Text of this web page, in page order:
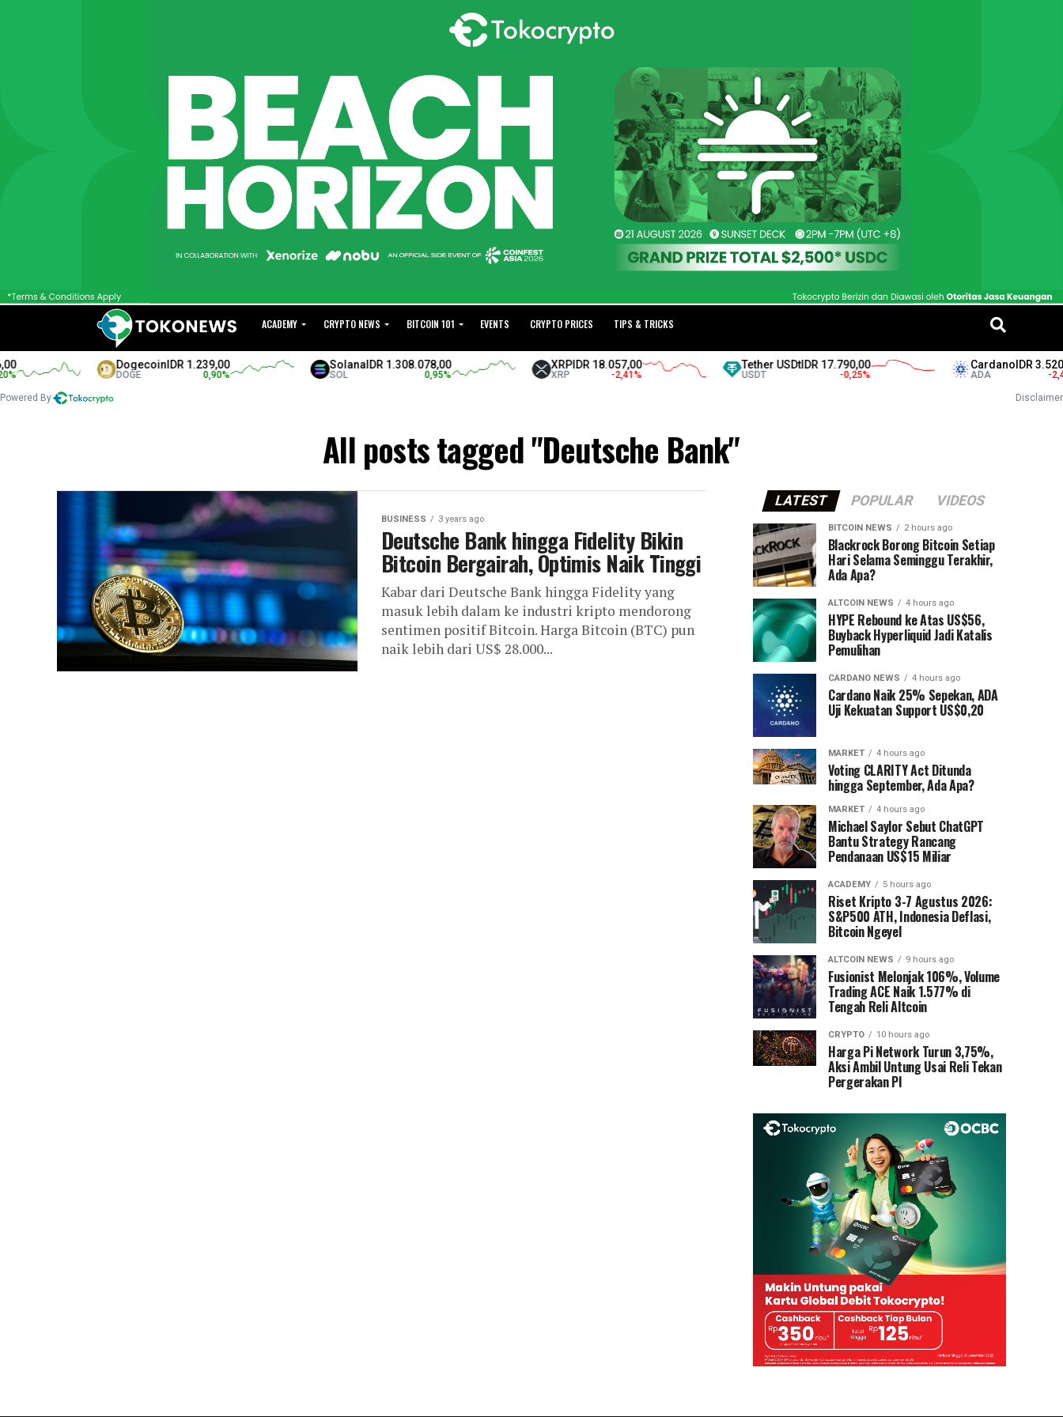
ACADEMY CRYPTO NEWS BITCOIN 101 EVENTS CRYPTO PRICES TIPS & TRICKS
DogecoinIDR 1.239,00
DOGE 0,90%
SolanaIDR 1.308.078,00
SOL 0,95%
XRPIDR 18.057,00
XRP -2,41%
Tether USDtIDR 17.790,00
USDT -0,25%
CardanoIDR 3.520,00
ADA -2,44%
Powered By Disclaimer
All posts tagged "Deutsche Bank"
BUSINESS 3 years ago
Deutsche Bank hingga Fidelity Bikin
Bitcoin Bergairah, Optimis Naik Tinggi
Kabar dari Deutsche Bank hingga Fidelity yang
masuk lebih dalam ke industri kripto mendorong
sentimen positif Bitcoin. Harga Bitcoin (BTC) pun
naik lebih dari US$ 28.000...
LATEST POPULAR VIDEOS
BITCOIN NEWS 2 hours ago
⁠Blackrock Borong Bitcoin Setiap
Hari Selama Seminggu Terakhir,
Ada Apa?
ALTCOIN NEWS 4 hours ago
HYPE Rebound ke Atas US$56,
Buyback Hyperliquid Jadi Katalis
Pemulihan
CARDANO NEWS 4 hours ago
Cardano Naik 25% Sepekan, ADA
Uji Kekuatan Support US$0,20
MARKET 4 hours ago
Voting CLARITY Act Ditunda
hingga September, Ada Apa?
MARKET 4 hours ago
Michael Saylor Sebut ChatGPT
Bantu Strategy Rancang
Pendanaan US$15 Miliar
ACADEMY 5 hours ago
Riset Kripto 3-7 Agustus 2026:
S&P500 ATH, Indonesia Deflasi,
Bitcoin Ngeyel
ALTCOIN NEWS 9 hours ago
Fusionist Melonjak 106%, Volume
Trading ACE Naik 1.577% di
Tengah Reli Altcoin
CRYPTO 10 hours ago
Harga Pi Network Turun 3,75%,
Aksi Ambil Untung Usai Reli Tekan
Pergerakan PI